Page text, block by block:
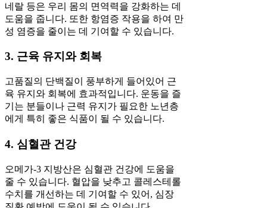
네랄 등은 우리 몸의 면역력을 강화하는 데
도움을 줍니다. 또한 항염증 작용을 하여 만
성 염증을 줄이는 데 기여할 수 있습니다.
3. 근육 유지와 회복
고품질의 단백질이 풍부하게 들어있어 근
육 유지와 회복에 효과적입니다. 운동을 즐
기는 분들이나 근력 유지가 필요한 노년층
에게 특히 좋은 식품이 될 수 있습니다.
4. 심혈관 건강
오메가-3 지방산은 심혈관 건강에 도움을
줄 수 있습니다. 혈압을 낮추고 콜레스테롤
수치를 개선하는 데 기여할 수 있어, 심장